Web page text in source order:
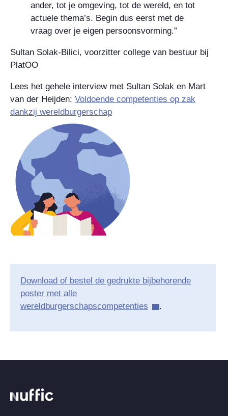
ander, tot je omgeving, tot de wereld, en tot
actuele thema’s. Begin dus eerst met de
vraag over je eigen persoonsvorming.”
Sultan Solak-Bilici, voorzitter college van bestuur bij
PlatOO
Lees het gehele interview met Sultan Solak en Mart
van der Heijden: Voldoende competenties op zak
dankzij wereldburgerschap
Download of bestel de gedrukte bijbehorende
poster met alle
wereldburgerschapscompetenties
.